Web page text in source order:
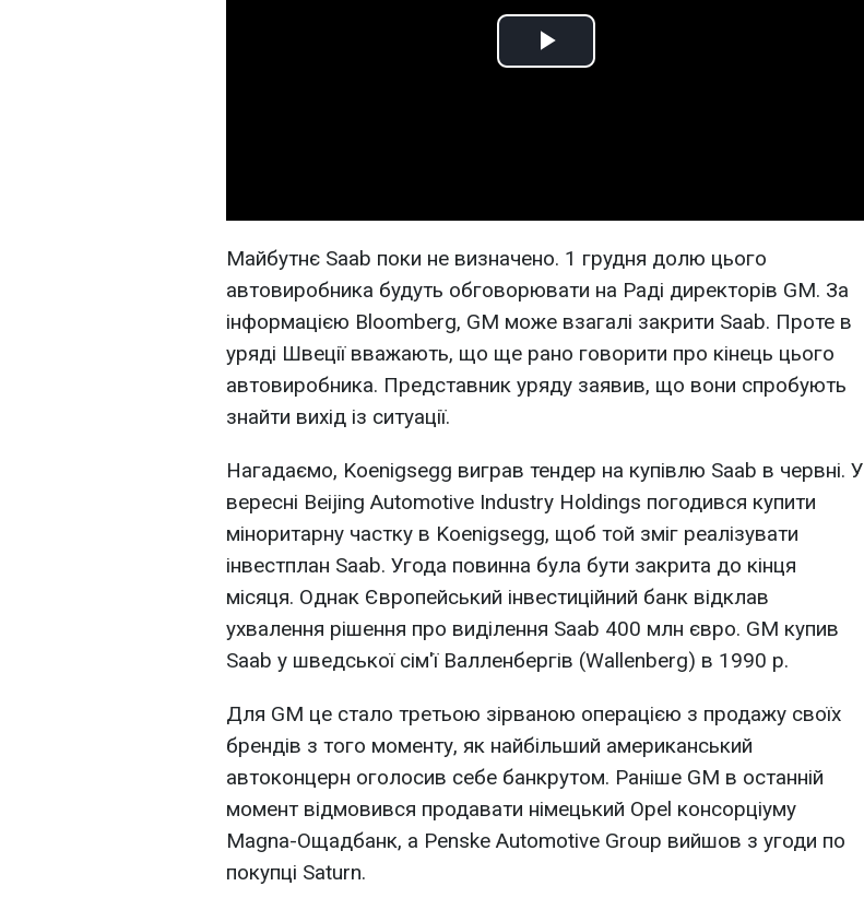
Play
Майбутнє Saab поки не визначено. 1 грудня долю цього
автовиробника будуть обговорювати на Раді директорів GM. За
інформацією Bloomberg, GM може взагалі закрити Saab. Проте в
уряді Швеції вважають, що ще рано говорити про кінець цього
автовиробника. Представник уряду заявив, що вони спробують
знайти вихід із ситуації.
Нагадаємо, Koenigsegg виграв тендер на купівлю Saab в червні. У
вересні Beijing Automotive Industry Holdings погодився купити
міноритарну частку в Koenigsegg, щоб той зміг реалізувати
інвестплан Saab. Угода повинна була бути закрита до кінця
місяця. Однак Європейський інвестиційний банк відклав
ухвалення рішення про виділення Saab 400 млн євро. GM купив
Saab у шведської сім'ї Валленбергів (Wallenberg) в 1990 р.
Для GM це стало третьою зірваною операцією з продажу своїх
брендів з того моменту, як найбільший американський
автоконцерн оголосив себе банкрутом. Раніше GM в останній
момент відмовився продавати німецький Opel консорціуму
Magna-Ощадбанк, а Penske Automotive Group вийшов з угоди по
покупці Saturn.